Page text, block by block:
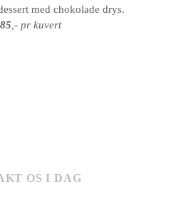
med chokolade drys.
,- pr kuvert
OS I DAG